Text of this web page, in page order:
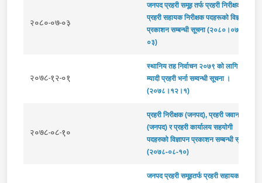
२०८०-०७-०३
जनपद प्रहरी समूह तर्फ प्रहरी निरीक्षक र
प्रहरी सहायक निरीक्षक पदहरूको विज्ञापन
प्रकाशन सम्बन्धी सूचना (२०८०।०७।
०३)
२०७८-१२-०१
स्थानिय तह निर्वाचन २०७९ को लागि
म्यादी प्रहरी भर्ना सम्वन्धी सूचना ।
(२०७८।१२।१)
२०७८-०८-१०
प्रहरी निरीक्षक (जनपद), प्रहरी जवान
(जनपद) र प्रहरी कार्यालय सहयोगी
पदहरुको विज्ञापन प्रकाशन सम्बन्धी सूचना
(२०७८-०८-१०)
जनपद प्रहरी समूहतर्फ प्रहरी सहायक